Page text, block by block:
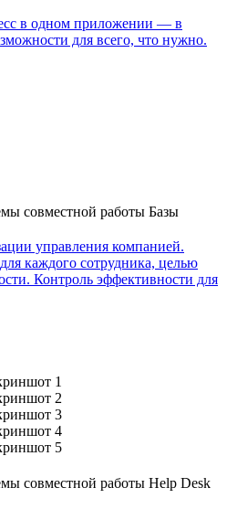
в одном приложении — в
для всего, что нужно.
совместной работы Базы
управления компанией.
каждого сотрудника, целью
Контроль эффективности для
совместной работы Help Desk